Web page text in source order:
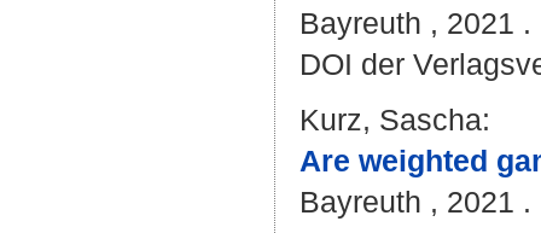
Bayreuth , 2021 .
DOI der
Kurz, Sascha:
Are weighted
Bayreuth , 2021 .